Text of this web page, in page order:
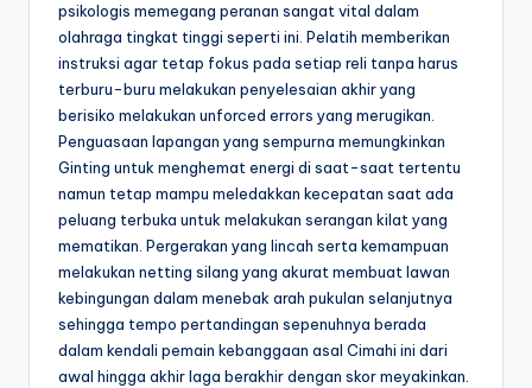
psikologis memegang peranan sangat vital dalam
olahraga tingkat tinggi seperti ini. Pelatih memberikan
instruksi agar tetap fokus pada setiap reli tanpa harus
terburu-buru melakukan penyelesaian akhir yang
berisiko melakukan unforced errors yang merugikan.
Penguasaan lapangan yang sempurna memungkinkan
Ginting untuk menghemat energi di saat-saat tertentu
namun tetap mampu meledakkan kecepatan saat ada
peluang terbuka untuk melakukan serangan kilat yang
mematikan. Pergerakan yang lincah serta kemampuan
melakukan netting silang yang akurat membuat lawan
kebingungan dalam menebak arah pukulan selanjutnya
sehingga tempo pertandingan sepenuhnya berada
dalam kendali pemain kebanggaan asal Cimahi ini dari
awal hingga akhir laga berakhir dengan skor meyakinkan.